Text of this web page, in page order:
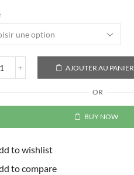
AJOUTER AU PANIER
OR
BUY NOW
to wishlist
to compare